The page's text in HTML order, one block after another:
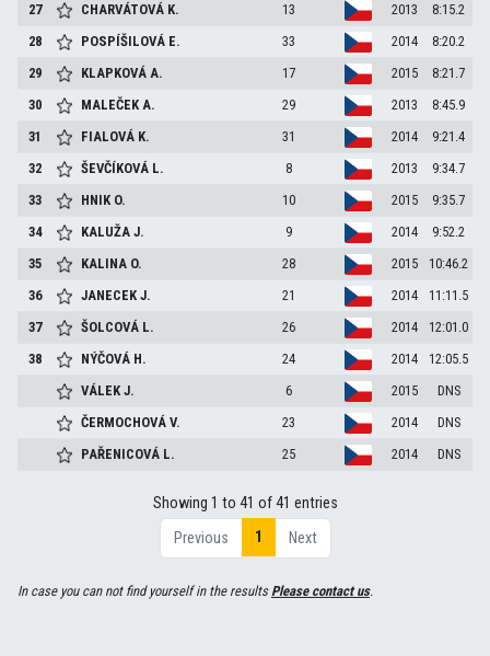
27
CHARVÁTOVÁ K. 13 2013
8:15.2
28
POSPÍŠILOVÁ E. 33 2014
8:20.2
29
KLAPKOVÁA. 17 2015
8:21.7
30
MALEČEKA. 29 2013
8:45.9
31
FIALOVÁ K. 31 2014
9:21.4
32
ŠEVČÍKOVÁ L. 8 2013
9:34.7
33
HNIK O. 10 2015
9:35.7
34
KALUŽAJ. 9 2014
9:52.2
35
KALINA O. 28 2015
10:46.2
36
JANECEKJ. 21 2014
11:11.5
37
ŠOLCOVÁ L. 26 2014
12:01.0
38
NÝČOVÁ H. 24 2014
12:05.5
VÁLEKJ. 6 2015
DNS
ČERMOCHOVÁV. 23 2014
DNS
PAŘENICOVÁ L. 25 2014 DNS
Showing 1 to 41 of 41 entries
Previous
1 Next
In case you can not find yourself in the resultsPlease contact us.